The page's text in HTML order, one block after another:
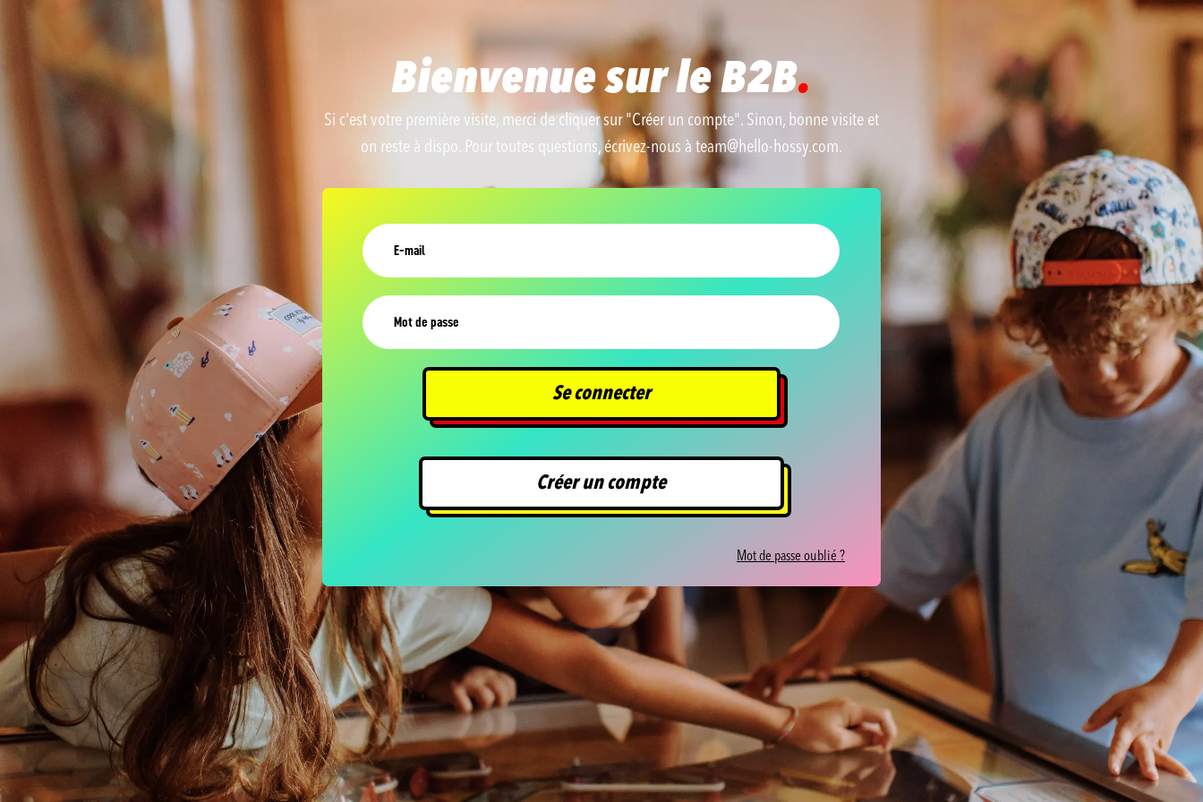
Bienvenue sur le B2B.
Si c'est votre première visite, merci de cliquer sur "Créer un compte". Sinon, bonne visite et
on reste à dispo. Pour toutes questions, écrivez-nous à team@hello-hossy.com.
Se connecter
Créer un compte
Mot de passe oublié ?